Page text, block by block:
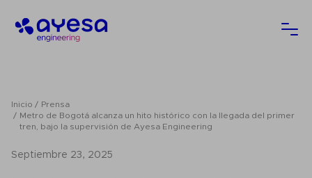
Ayesa
Inicio
Prensa
Metro de Bogotá alcanza un hito histórico con la llegada del primer
tren, bajo la supervisión de Ayesa Engineering
septiembre 23, 2025